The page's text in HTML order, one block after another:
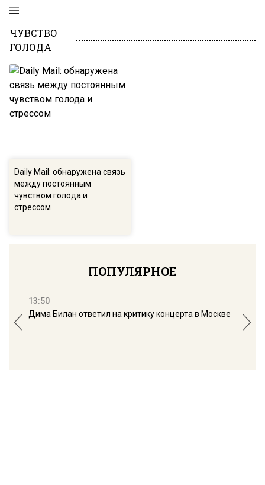
ЧУВСТВО
ГОЛОДА
Daily Mail: обнаружена связь
между постоянным
чувством голода и
стрессом
ПОПУЛЯРНОЕ
13:50
Дима Билан ответил на критику концерта в Москве